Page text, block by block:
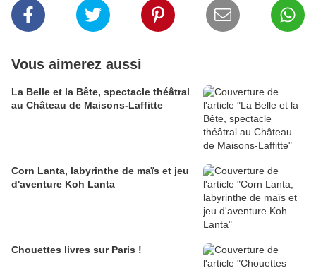
Vous aimerez aussi
La Belle et la Bête, spectacle théâtral
au Château de Maisons-Laffitte
Corn Lanta, labyrinthe de maïs et jeu
d'aventure Koh Lanta
Chouettes livres sur Paris !